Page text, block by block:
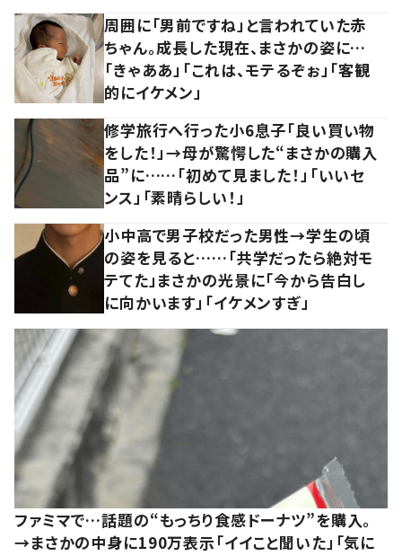
周囲に「男前ですね」と言われていた赤
ちゃん。成長した現在、まさかの姿に…
「きゃああ」「これは、モテるぞぉ」「客観
的にイケメン」
修学旅行へ行った小6息子「良い買い物
をした！」→母が驚愕した“まさかの購入
品”に……「初めて見ました！」「いいセ
ンス」「素晴らしい！」
小中高で男子校だった男性→学生の頃
の姿を見ると……「共学だったら絶対モ
テてた」まさかの光景に「今から告白し
に向かいます」「イケメンすぎ」
ファミマで…話題の“もっちり食感ドーナツ”を購入。
→まさかの中身に190万表示「イイこと聞いた」「気に